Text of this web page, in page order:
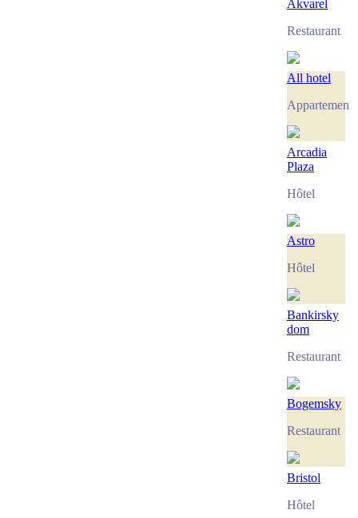
Akvarel
Restaurant
All hotel
Appartement
Arcadia
Plaza
Hôtel
Astro
Hôtel
Bankirsky
dom
Restaurant
Bogemsky
Restaurant
Bristol
Hôtel